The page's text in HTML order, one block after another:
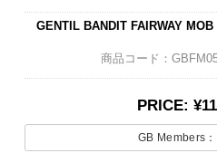
GENTIL BANDIT FAIRWAY
商品コード：
PRICE:
GB Members：